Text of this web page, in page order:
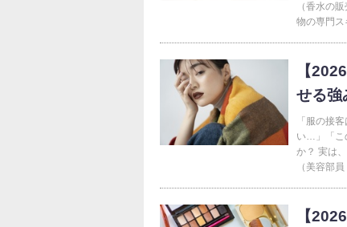
（香水の
物の専門ス
【
せる強
「服の接
い…」「こ
か？ 実は
（美容部
【